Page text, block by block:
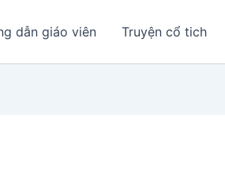
dẫn giáo viên Truyện cổ tich